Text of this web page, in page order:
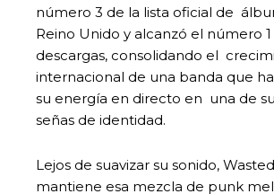
número 3 de la lista oficial de
Reino Unido y alcanzó el número
descargas, consolidando el
internacional de una banda que
su energía en directo en una de
señas de identidad.
Lejos de suavizar su sonido,
mantiene esa mezcla de punk